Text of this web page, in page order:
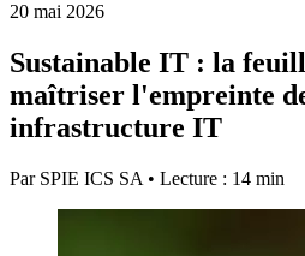
20 mai 2026
Sustainable IT : la
maîtriser l'empreinte
infrastructure IT
Par SPIE ICS SA • Lecture : 14 min